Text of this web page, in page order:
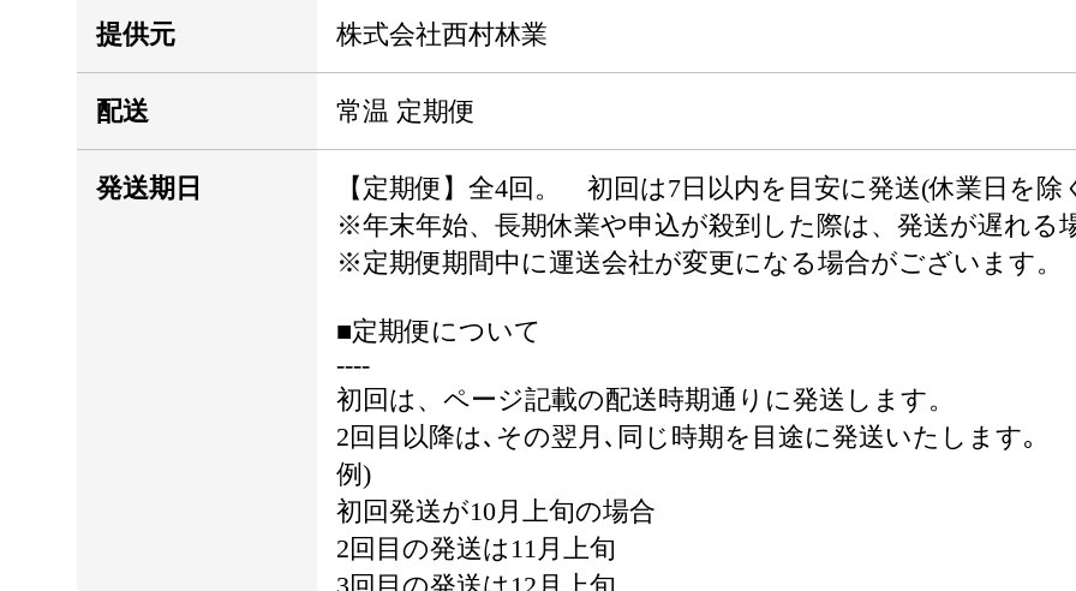
提供元 株式会社西村林業
配送 常温 定期便
発送期日
【定期便】全4回。 初回は7日以内を目安に発送(休業日を除
※年末年始、長期休業や申込が殺到した際は、発送が遅れる
※定期便期間中に運送会社が変更になる場合がございます。
■定期便について
----
初回は、ページ記載の配送時期通りに発送します。
2回目以降は､その翌月､同じ時期を目途に発送いたします｡
例)
初回発送が10月上旬の場合
2回目の発送は11月上旬